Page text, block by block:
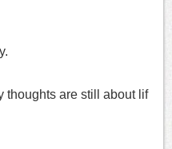
thoughts are still about lif